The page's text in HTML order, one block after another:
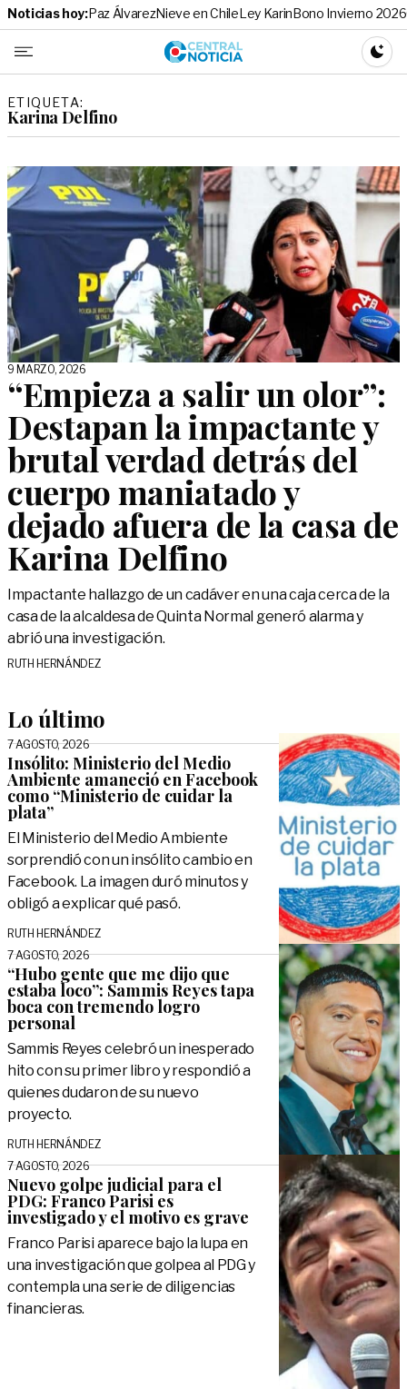
Noticias hoy:Paz ÁlvarezNieve en ChileLey KarinBono Invierno 2026
Central
ETIQUETA:
Karina Delfino
9 MARZO, 2026
“Empieza a salir un olor”:
Destapan la impactante y
brutal verdad detrás del
cuerpo maniatado y
dejado afuera de la casa de
Karina Delfino
Impactante hallazgo de un cadáver en una caja cerca de la
casa de la alcaldesa de Quinta Normal generó alarma y
abrió una investigación.
RUTH HERNÁNDEZ
Lo último
7 AGOSTO, 2026
Insólito: Ministerio del Medio
Ambiente amaneció en Facebook
como “Ministerio de cuidar la
plata”
El Ministerio del Medio Ambiente
sorprendió con un insólito cambio en
Facebook. La imagen duró minutos y
obligó a explicar qué pasó.
RUTH HERNÁNDEZ
7 AGOSTO, 2026
“Hubo gente que me dijo que
estaba loco”: Sammis Reyes tapa
boca con tremendo logro
personal
Sammis Reyes celebró un inesperado
hito con su primer libro y respondió a
quienes dudaron de su nuevo
proyecto.
RUTH HERNÁNDEZ
7 AGOSTO, 2026
Nuevo golpe judicial para el
PDG: Franco Parisi es
investigado y el motivo es grave
Franco Parisi aparece bajo la lupa en
una investigación que golpea al PDG y
contempla una serie de diligencias
financieras.